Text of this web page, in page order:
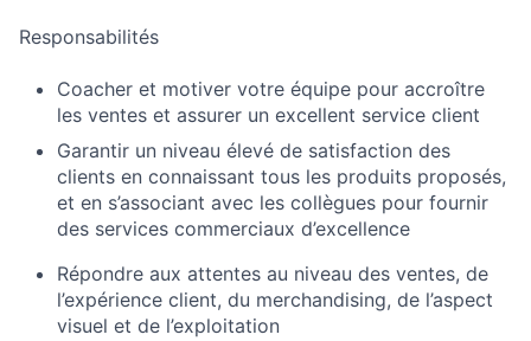
Responsabilités
Coacher et motiver votre équipe pour accroître
les ventes et assurer un excellent service client
Garantir un niveau élevé de satisfaction des
clients en connaissant tous les produits proposés,
et en s’associant avec les collègues pour fournir
des services commerciaux d’excellence
Répondre aux attentes au niveau des ventes, de
l’expérience client, du merchandising, de l’aspect
visuel et de l’exploitation